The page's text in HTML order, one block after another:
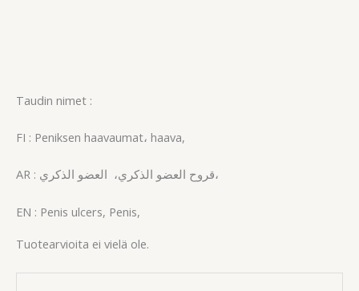
Taudin nimet :
FI : Peniksen haavaumat، haava,
AR : قروح العضو الذكري، العضو الذكري،
EN : Penis ulcers, Penis,
Tuotearvioita ei vielä ole.